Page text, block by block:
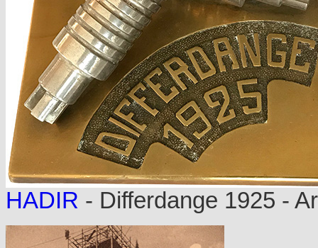
HADIR - Differdange 1925 -